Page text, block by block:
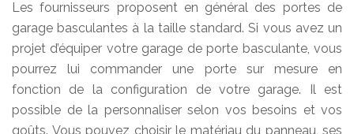
Les fournisseurs proposent en général des portes de
garage basculantes à la taille standard. Si vous avez un
projet d’équiper votre garage de porte basculante, vous
pourrez lui commander une porte sur mesure en
fonction de la configuration de votre garage. Il est
possible de la personnaliser selon vos besoins et vos
goûts. Vous pouvez choisir le matériau du panneau, ses